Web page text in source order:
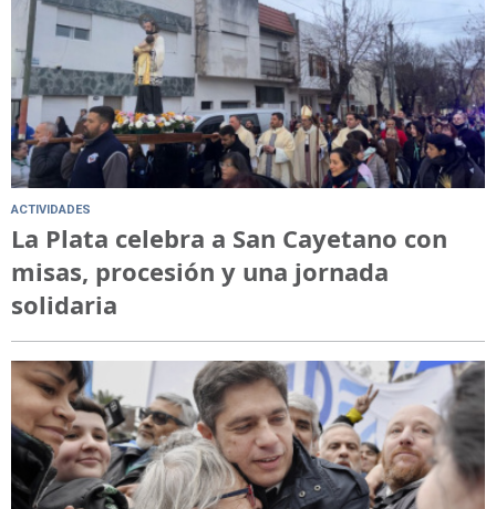
ACTIVIDADES
La Plata celebra a San Cayetano con
misas, procesión y una jornada
solidaria